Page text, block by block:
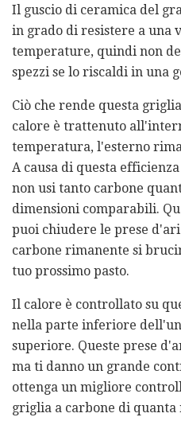
Il guscio di ceramica del
in grado di resistere a una
temperature, quindi non
spezzi se lo riscaldi in una
Ciò che rende questa
calore è trattenuto
temperatura, l'esterno
A causa di questa
non usi tanto carbone
dimensioni comparabili.
puoi chiudere le prese
carbone rimanente si
tuo prossimo pasto.
Il calore è controllato su
nella parte inferiore
superiore. Queste prese
ma ti danno un grande
ottenga un migliore
griglia a carbone di quanta